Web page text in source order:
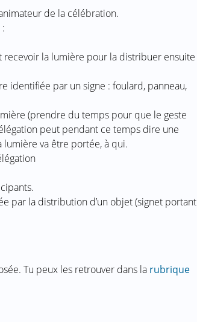
de la célébration.
recevoir la lumière pour la distribuer ensuite
identifiée par un signe : foulard, panneau,
(prendre du temps pour que le geste
peut pendant ce temps dire une
va être portée, à qui.
par la distribution d’un objet (signet portant
Tu peux les retrouver dans la rubrique